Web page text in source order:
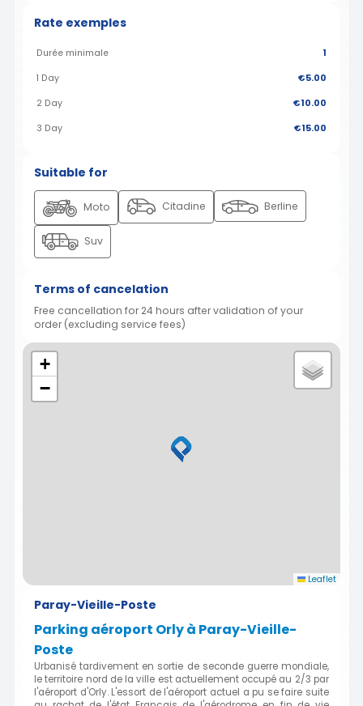
Rate exemples
Durée minimale 1
1 Day €5.00
2 Day €10.00
3 Day €15.00
Suitable for
Moto Citadine Berline
Suv
Terms of cancelation
Free cancellation for 24 hours after validation of your
order (excluding service fees)
+
−
Leaflet
Paray-Vieille-Poste
Parking aéroport Orly à Paray-Vieille-
Poste
Urbanisé tardivement en sortie de seconde guerre mondiale,
le territoire nord de la ville est actuellement occupé au 2/3 par
l'aéroport d'Orly. L'essort de l'aéroport actuel a pu se faire suite